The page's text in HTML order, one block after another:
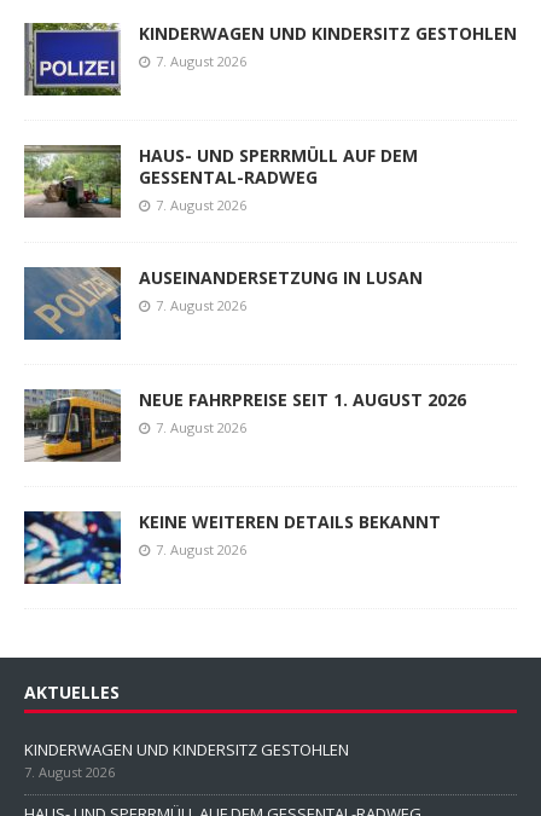
KINDERWAGEN UND KINDERSITZ GESTOHLEN
7. August 2026
HAUS- UND SPERRMÜLL AUF DEM
GESSENTAL-RADWEG
7. August 2026
AUSEINANDERSETZUNG IN LUSAN
7. August 2026
NEUE FAHRPREISE SEIT 1. AUGUST 2026
7. August 2026
KEINE WEITEREN DETAILS BEKANNT
7. August 2026
AKTUELLES
KINDERWAGEN UND KINDERSITZ GESTOHLEN
7. August 2026